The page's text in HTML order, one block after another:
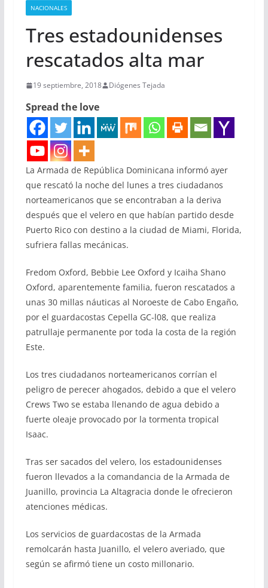
NACIONALES
Tres estadounidenses
rescatados alta mar
19 septiembre, 2018 Diógenes Tejada
Spread the love
La Armada de República Dominicana informó ayer
que rescató la noche del lunes a tres ciudadanos
norteamericanos que se encontraban a la deriva
después que el velero en que habían partido desde
Puerto Rico con destino a la ciudad de Miami, Florida,
sufriera fallas mecánicas.
Fredom Oxford, Bebbie Lee Oxford y Icaiha Shano
Oxford, aparentemente familia, fueron rescatados a
unas 30 millas náuticas al Noroeste de Cabo Engaño,
por el guardacostas Cepella GC-l08, que realiza
patrullaje permanente por toda la costa de la región
Este.
Los tres ciudadanos norteamericanos corrían el
peligro de perecer ahogados, debido a que el velero
Crews Two se estaba llenando de agua debido a
fuerte oleaje provocado por la tormenta tropical
Isaac.
Tras ser sacados del velero, los estadounidenses
fueron llevados a la comandancia de la Armada de
Juanillo, provincia La Altagracia donde le ofrecieron
atenciones médicas.
Los servicios de guardacostas de la Armada
remolcarán hasta Juanillo, el velero averiado, que
según se afirmó tiene un costo millonario.